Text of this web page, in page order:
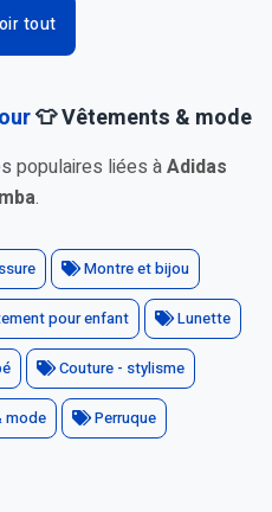
tout
👕 Vêtements & mode
populaires liées àAdidas
.
Montre et bijou
pour enfant Lunette
Couture - stylisme
mode Perruque